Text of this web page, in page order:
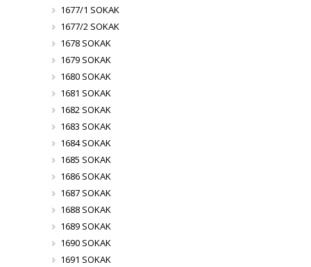
1677/1 SOKAK
1677/2 SOKAK
1678 SOKAK
1679 SOKAK
1680 SOKAK
1681 SOKAK
1682 SOKAK
1683 SOKAK
1684 SOKAK
1685 SOKAK
1686 SOKAK
1687 SOKAK
1688 SOKAK
1689 SOKAK
1690 SOKAK
1691 SOKAK